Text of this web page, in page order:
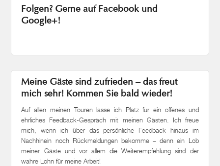
Folgen? Gerne auf Facebook und
Google+!
Meine Gäste sind zufrieden – das freut
mich sehr! Kommen Sie bald wieder!
Auf allen meinen Touren lasse ich Platz für ein offenes und
ehrliches Feedback-Gespräch mit meinen Gästen. Ich freue
mich, wenn ich über das persönliche Feedback hinaus im
Nachhinein noch Rückmeldungen bekomme – denn ein Lob
meiner Gäste und vor allem die Weiterempfehlung sind der
wahre Lohn für meine Arbeit!